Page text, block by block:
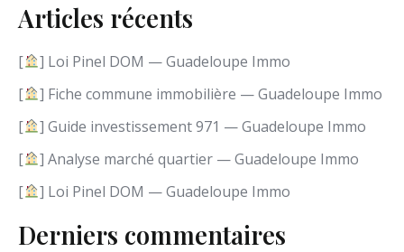
n
l
a
n
u
Articles récents
[
] Loi Pinel DOM — Guadeloupe Immo
[
] Fiche commune immobilière — Guadeloupe Immo
[
] Guide investissement 971 — Guadeloupe Immo
[
] Analyse marché quartier — Guadeloupe Immo
[
] Loi Pinel DOM — Guadeloupe Immo
Derniers commentaires